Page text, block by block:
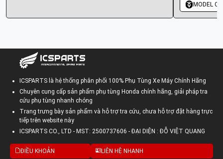
MODEL
ICSPARTS là hệ thống phân phối 100% Phụ Tùng Xe Máy Chính Hãng
Chuyên cung cấp sản phẩm phụ tùng Honda chính hãng, giải pháp tra
cứu phụ tùng nhanh chóng
Trang trưng bày sản phẩm và hỗ trợ tra cứu, chưa hỗ trợ đặt hàng trực
tiếp trên website này
ICSPARTS CO., LTD - MST: 2500737606 - ĐẠI DIỆN : ĐỖ VIỆT QUANG
ĐIỀU KHOẢN LIÊN HỆ NHANH